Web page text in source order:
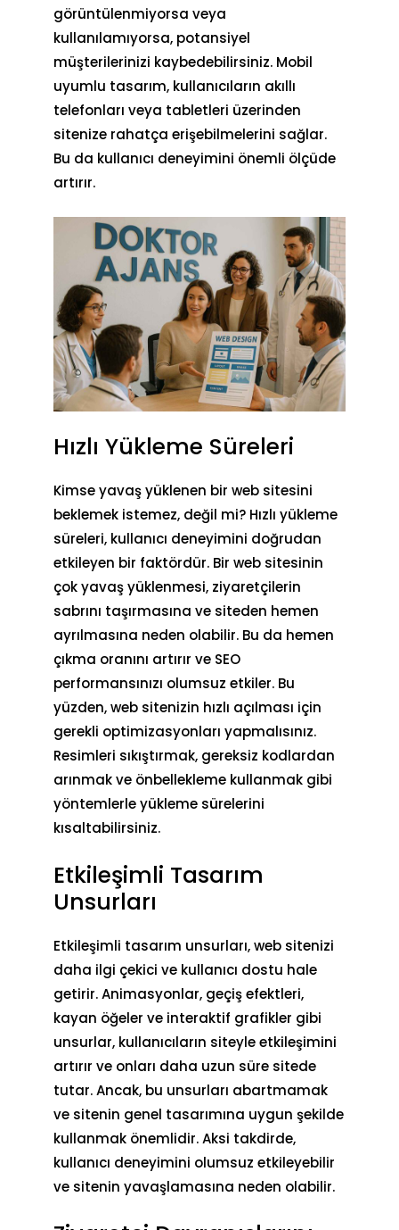
görüntülenmiyorsa veya
kullanılamıyorsa, potansiyel
müşterilerinizi kaybedebilirsiniz. Mobil
uyumlu tasarım, kullanıcıların akıllı
telefonları veya tabletleri üzerinden
sitenize rahatça erişebilmelerini sağlar.
Bu da kullanıcı deneyimini önemli ölçüde
artırır.
Hızlı Yükleme Süreleri
Kimse yavaş yüklenen bir web sitesini
beklemek istemez, değil mi? Hızlı yükleme
süreleri, kullanıcı deneyimini doğrudan
etkileyen bir faktördür. Bir web sitesinin
çok yavaş yüklenmesi, ziyaretçilerin
sabrını taşırmasına ve siteden hemen
ayrılmasına neden olabilir. Bu da hemen
çıkma oranını artırır ve SEO
performansınızı olumsuz etkiler. Bu
yüzden, web sitenizin hızlı açılması için
gerekli optimizasyonları yapmalısınız.
Resimleri sıkıştırmak, gereksiz kodlardan
arınmak ve önbellekleme kullanmak gibi
yöntemlerle yükleme sürelerini
kısaltabilirsiniz.
Etkileşimli Tasarım
Unsurları
Etkileşimli tasarım unsurları, web sitenizi
daha ilgi çekici ve kullanıcı dostu hale
getirir. Animasyonlar, geçiş efektleri,
kayan öğeler ve interaktif grafikler gibi
unsurlar, kullanıcıların siteyle etkileşimini
artırır ve onları daha uzun süre sitede
tutar. Ancak, bu unsurları abartmamak
ve sitenin genel tasarımına uygun şekilde
kullanmak önemlidir. Aksi takdirde,
kullanıcı deneyimini olumsuz etkileyebilir
ve sitenin yavaşlamasına neden olabilir.